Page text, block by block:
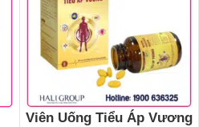
Viên Uống Tiểu Áp Vương